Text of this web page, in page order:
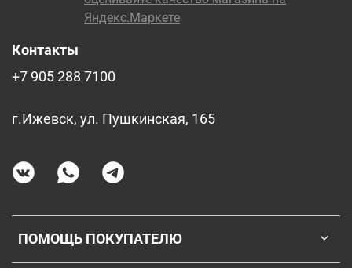
ПОМОЩЬ ПОКУПАТЕЛЮ
Контакты
+7 905 288 7100
г.Ижевск, ул. Пушкинская, 165